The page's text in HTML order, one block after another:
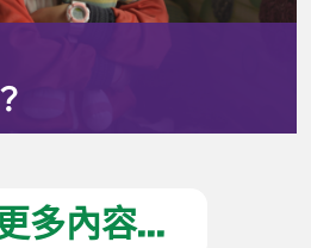
多內容...